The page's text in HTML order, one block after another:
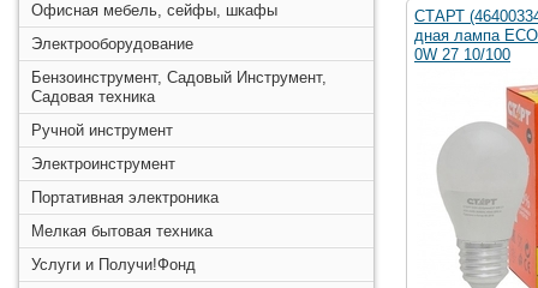
Офисная мебель, сейфы, шкафы
Электрооборудование
Бензоинструмент, Садовый Инструмент,
Садовая техника
Ручной инструмент
Электроинструмент
Портативная электроника
Мелкая бытовая техника
Услуги и Получи!Фонд
СТАРТ
дная лампа
0W 27 10/100